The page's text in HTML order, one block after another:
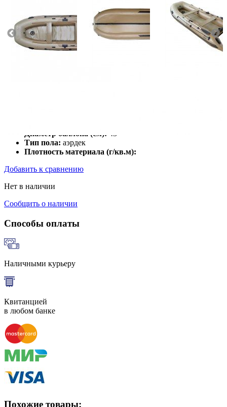
Диаметр баллона (см): 43
Тип пола: аэрдек
Плотность материала (г/кв.м):
Добавить к сравнению
Нет в наличии
Сообщить о наличии
Способы оплаты
Наличными курьеру
Квитанцией
в любом банке
Похожие товары: